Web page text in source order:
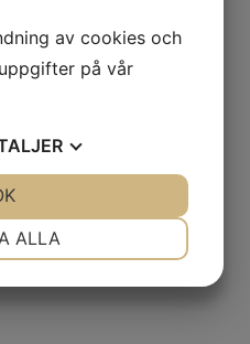
av cookies och
på vår
ALLA